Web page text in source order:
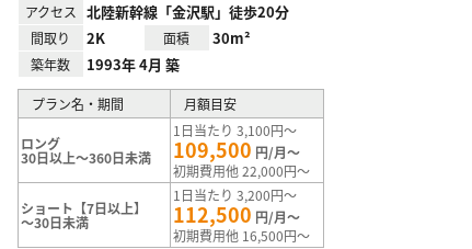
アクセス 北陸新幹線「金沢駅」徒歩20分
間取り 2K 面積 30m²
築年数 1993年 4月 築
プラン名・期間 月額目安
ロング
30日以上～360日未満
1日当たり 3,100円～
109,500 円/月～
初期費用他 22,000円～
ショート【7日以上】
～30日未満
1日当たり 3,200円～
112,500 円/月～
初期費用他 16,500円～